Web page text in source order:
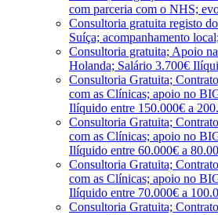
com parceria com o NHS;
Consultoria gratuita registo
Suíça; acompanhamento
Consultoria gratuita; Apoio
Holanda; Salário 3.700€
Consultoria Gratuita;
com as Clínicas; apoio no
Ilíquido entre 150.000€ a
Consultoria Gratuita;
com as Clínicas; apoio no
Ilíquido entre 60.000€ a
Consultoria Gratuita;
com as Clínicas; apoio no
Ilíquido entre 70.000€ a
Consultoria Gratuita;